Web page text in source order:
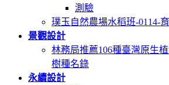
測驗
璞玉自然農場水稻班-0114-
景觀設計
林務局推薦106種臺灣原生
樹種名錄
永續設計